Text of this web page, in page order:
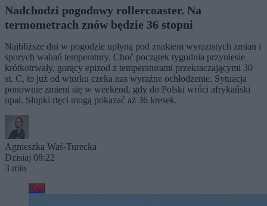
Nadchodzi pogodowy rollercoaster. Na
termometrach znów będzie 36 stopni
Najbliższe dni w pogodzie upłyną pod znakiem wyrazistych zmian i
sporych wahań temperatury. Choć początek tygodnia przyniesie
krótkotrwały, gorący epizod z temperaturami przekraczającymi 30
st. C, to już od wtorku czeka nas wyraźne ochłodzenie. Sytuacja
ponownie zmieni się w weekend, gdy do Polski wróci afrykański
upał. Słupki rtęci mogą pokazać aż 36 kresek.
Agnieszka Waś-Turecka
Dzisiaj 08:22
3 min
Kraj